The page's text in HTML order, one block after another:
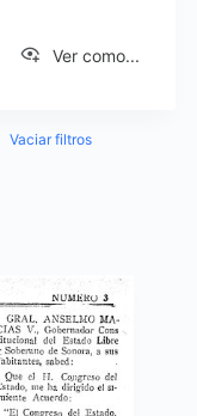
Ver como...
Vaciar filtros